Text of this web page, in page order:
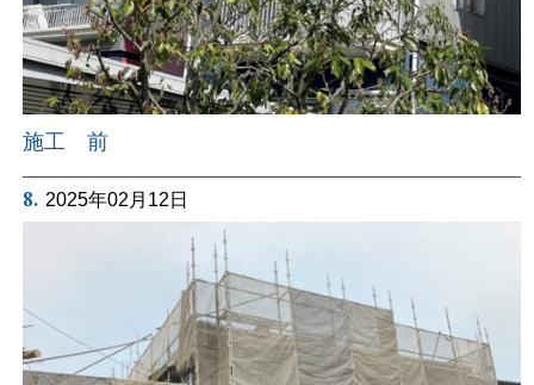
施工 前
8. 2025年02月12日